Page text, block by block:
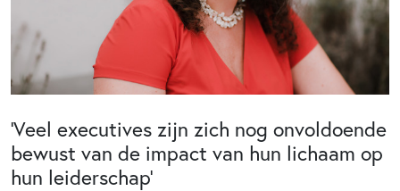
‘Veel executives zijn zich nog onvoldoende
bewust van de impact van hun lichaam op
hun leiderschap’